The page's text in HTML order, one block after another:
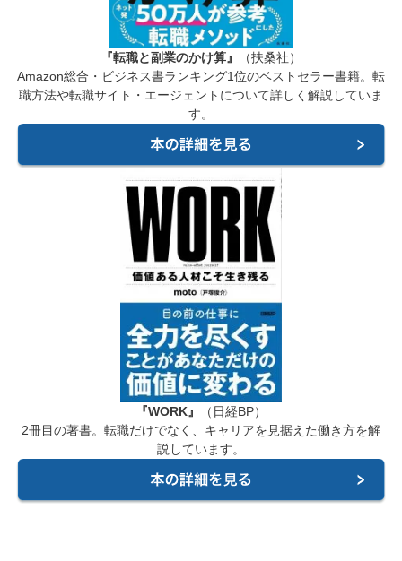
『転職と副業のかけ算』
（扶桑社）
Amazon総合・ビジネス書ランキング1位のベストセラー書籍。転
職方法や転職サイト・エージェントについて詳しく解説していま
す。
『WORK』
（日経BP）
2冊目の著書。転職だけでなく、キャリアを見据えた働き方を解
説しています。